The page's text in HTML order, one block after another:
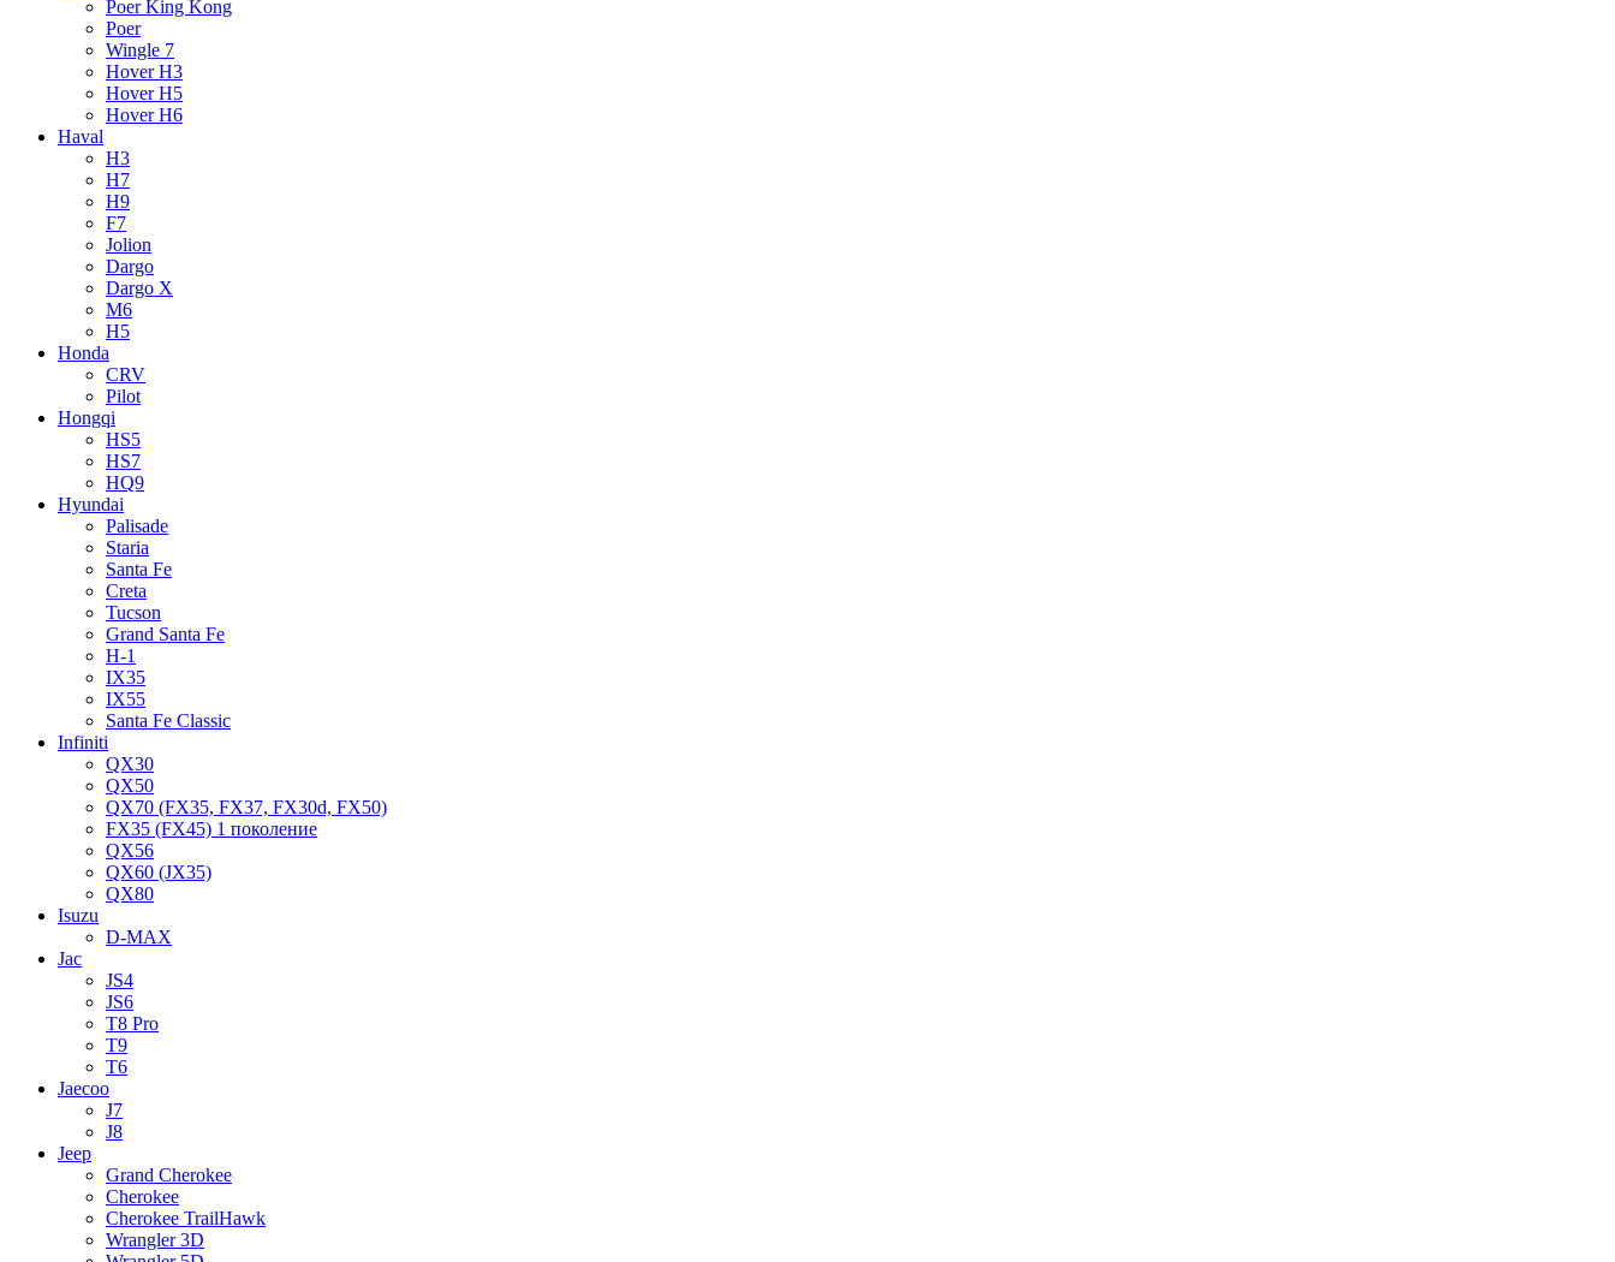
Poer King Kong
Poer
Wingle 7
Hover H3
Hover H5
Hover H6
Haval
H3
H7
H9
F7
Jolion
Dargo
Dargo X
M6
H5
Honda
CRV
Pilot
Hongqi
HS5
HS7
HQ9
Hyundai
Palisade
Staria
Santa Fe
Creta
Tucson
Grand Santa Fe
H-1
IX35
IX55
Santa Fe Classic
Infiniti
QX30
QX50
QX70 (FX35, FX37, FX30d, FX50)
FX35 (FX45) 1 поколение
QX56
QX60 (JX35)
QX80
Isuzu
D-MAX
Jac
JS4
JS6
T8 Pro
T9
T6
Jaecoo
J7
J8
Jeep
Grand Cherokee
Cherokee
Cherokee TrailHawk
Wrangler 3D